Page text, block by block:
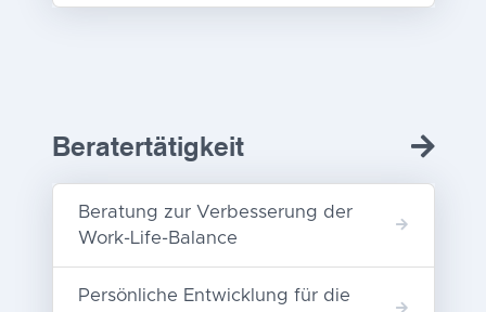
Beratertätigkeit
Beratung zur Verbesserung der
Work-Life-Balance
Persönliche Entwicklung für die